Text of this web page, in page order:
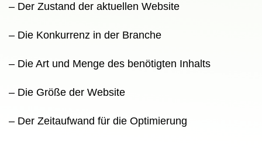
– Der Zustand der aktuellen Website
– Die Konkurrenz in der Branche
– Die Art und Menge des benötigten Inhalts
– Die Größe der Website
– Der Zeitaufwand für die Optimierung